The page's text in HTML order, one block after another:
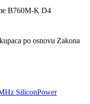
B760M-K D4
po osnovu Zakona